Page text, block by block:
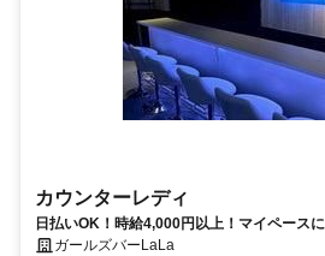
カウンターレディ
日払いOK！時給4,000円以上！マイペース
ガールズバーLaLa